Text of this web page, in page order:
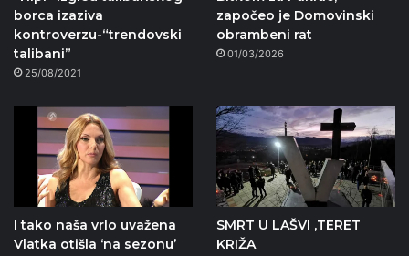
borca izaziva
kontroverzu-“trendovski
talibani”
25/08/2021
započeo je Domovinski
obrambeni rat
01/03/2026
I tako naša vrlo uvažena
Vlatka otišla ‘na sezonu’
SMRT U LAŠVI ,TERET
KRIŽA